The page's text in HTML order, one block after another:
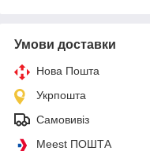
Умови доставки
Нова Пошта
Укрпошта
Самовивіз
Meest ПОШТА